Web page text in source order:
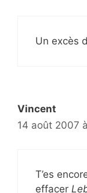
Un excès
Vincent
14 août 2007
T’es
effacer